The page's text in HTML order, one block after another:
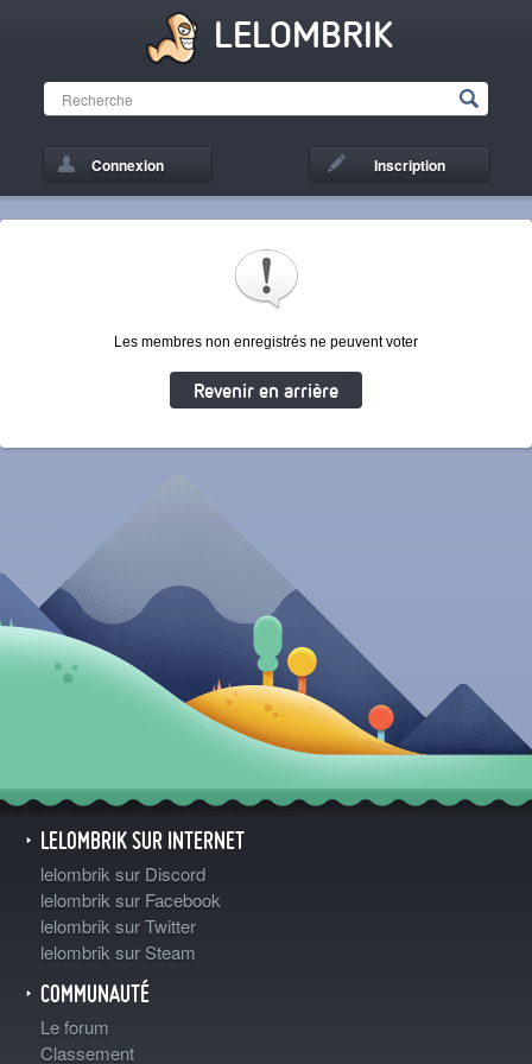
LELOMBRIK
Connexion Inscription
Les membres non enregistrés ne peuvent voter
Revenir en arrière
LELOMBRIK SUR INTERNET
lelombrik sur Discord
lelombrik sur Facebook
lelombrik sur Twitter
lelombrik sur Steam
COMMUNAUTÉ
Le forum
Classement